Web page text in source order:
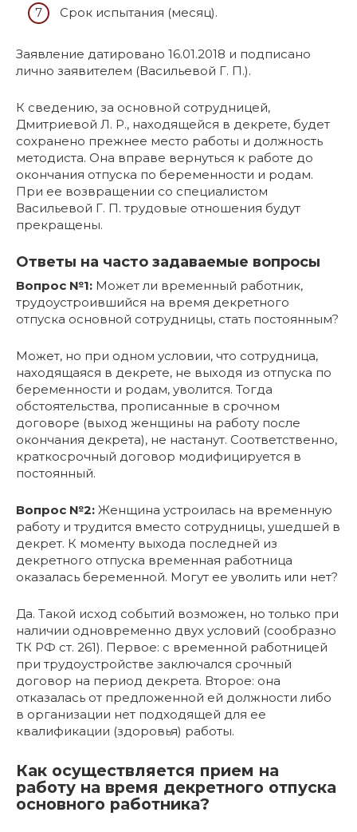
Срок испытания (месяц).
Заявление датировано 16.01.2018 и подписано
лично заявителем (Васильевой Г. П.).
К сведению, за основной сотрудницей,
Дмитриевой Л. Р., находящейся в декрете, будет
сохранено прежнее место работы и должность
методиста. Она вправе вернуться к работе до
окончания отпуска по беременности и родам.
При ее возвращении со специалистом
Васильевой Г. П. трудовые отношения будут
прекращены.
Ответы на часто задаваемые вопросы
Вопрос №1: Может ли временный работник,
трудоустроившийся на время декретного
отпуска основной сотрудницы, стать постоянным?
Может, но при одном условии, что сотрудница,
находящаяся в декрете, не выходя из отпуска по
беременности и родам, уволится. Тогда
обстоятельства, прописанные в срочном
договоре (выход женщины на работу после
окончания декрета), не настанут. Соответственно,
краткосрочный договор модифицируется в
постоянный.
Вопрос №2: Женщина устроилась на временную
работу и трудится вместо сотрудницы, ушедшей в
декрет. К моменту выхода последней из
декретного отпуска временная работница
оказалась беременной. Могут ее уволить или нет?
Да. Такой исход событий возможен, но только при
наличии одновременно двух условий (сообразно
ТК РФ ст. 261). Первое: с временной работницей
при трудоустройстве заключался срочный
договор на период декрета. Второе: она
отказалась от предложенной ей должности либо
в организации нет подходящей для ее
квалификации (здоровья) работы.
Как осуществляется прием на
работу на время декретного отпуска
основного работника?